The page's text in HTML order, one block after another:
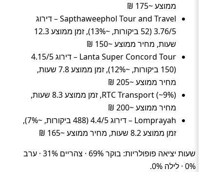
ממוצע ~175 ₪
Sapthaweephol Tour and Travel – דירוג
3.76/5 (52 ביקורות, ~13%), זמן ממוצע 12.3
שעות, מחיר ממוצע ~150 ₪
Lanta Super Concord Tour – דירוג 4.15/5
(150 ביקורות, ~12%), זמן ממוצע 7.8 שעות,
מחיר ממוצע ~205 ₪
RTC Transport (~9%), זמן ממוצע 8.3 שעות,
מחיר ממוצע ~200 ₪
Lomprayah – דירוג 4.4/5 (488 ביקורות, ~7%),
זמן ממוצע 8.2 שעות, מחיר ממוצע ~165 ₪
שעות יציאה פופולריות: בוקר 69% · צהריים 31% · ערב
0% · לילה 0%.